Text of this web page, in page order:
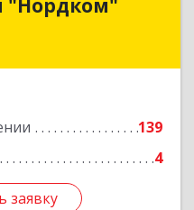
139
4
заявку
г., Солнечная
заявку